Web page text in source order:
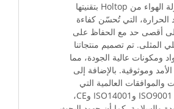
تتميز وحدات مناولة الهواء من Holtop بتقنيتها
الحرارة، التي تُحسّن كفاءة
أقصى حد مع الحفاظ على
المثلى. تم تصميم منتجاتنا
ومكونات عالية الجودة، مما
وموثوقية. بالإضافة إلى
والموافقات العالمية التي
حصلنا عليها، مثل ISO9001 وISO14001 وCE،